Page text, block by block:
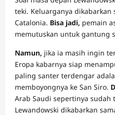
teki. Keluarganya
Catalonia. Bisa jadi,
daftar
pemain
memutuskan untuk gantung
Namun, jika ia masih ingin
Eropa kabarnya siap
paling santer terdengar
memboyongnya ke San Siro.
Arab Saudi sepertinya
Lewandowski dikabarkan